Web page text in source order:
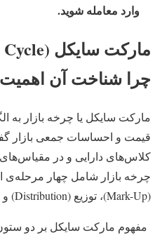
وارد معامله شوید.
چرا شناخت آن اهمیت
مارکت سایکل یا چرخه بازار به
قیمت و احساسات جمعی بازار
کلاس‌های دارایی و در
(Mark-Up)، توزیع (Distribution) و نزول (Mark-Down) است.
مفهوم مارکت سایکل بر دو